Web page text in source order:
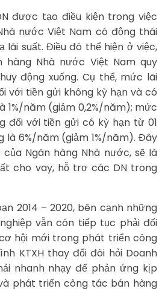
được tạo điều kiện trong việc
nước Việt Nam có động thái
suất. Điều đó thể hiện ở việc,
hàng Nhà nước Việt Nam quy
động xuống. Cụ thể, mức lãi
với tiền gửi không kỳ hạn và có
1%/năm (giảm 0,2%/năm); mức
đối với tiền gửi có kỳ hạn từ 01
là 6%/năm (giảm 1%/năm). Đây
Ngân hàng Nhà nước, sẽ là
cho vay, hỗ trợ các DN trong
2014 – 2020, bên cạnh những
vẫn còn tiếp tục phải đối
hội mới trong phát triển công
KTXH thay đổi đòi hỏi Doanh
nhanh nhạy để phản ứng kịp
phát triển công tác bán hàng